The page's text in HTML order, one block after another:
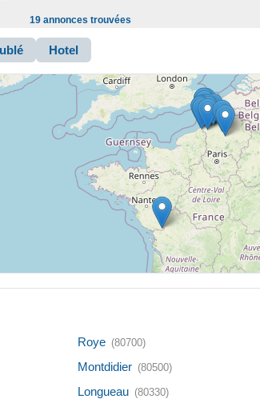
19 annonces trouvées
Hotel
Roye (80700)
Montdidier (80500)
Longueau (80330)